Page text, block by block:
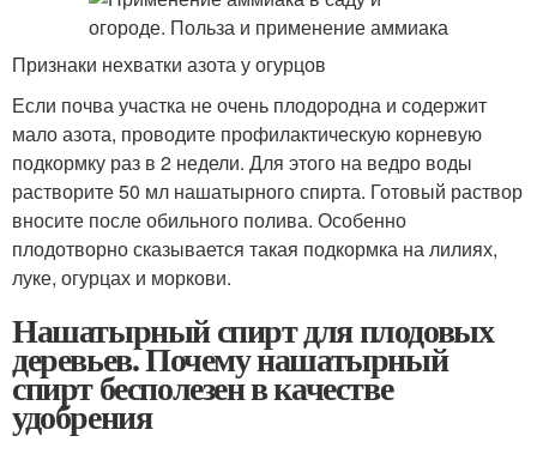
Признаки нехватки азота у огурцов
Если почва участка не очень плодородна и содержит
мало азота, проводите профилактическую корневую
подкормку раз в 2 недели. Для этого на ведро воды
растворите 50 мл нашатырного спирта. Готовый раствор
вносите после обильного полива. Особенно
плодотворно сказывается такая подкормка на лилиях,
луке, огурцах и моркови.
Нашатырный спирт для плодовых
деревьев. Почему нашатырный
спирт бесполезен в качестве
удобрения